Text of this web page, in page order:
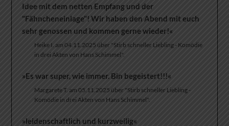
Idee mit dem netten Empfang und der
"Fähncheneinlage"! Wir haben den Abend mit euch
sehr genossen und kommen gerne wieder!«
Heike I. am 04.11.2025 über "Stirb schneller Liebling - Komödie
in drei Akten von Hans Schimmel".
»Es war super, wie immer. Bin begeistert!!!«
Margarete T. am 05.11.2025 über "Stirb schneller Liebling -
Komödie in drei Akten von Hans Schimmel".
»leidenschaftlich und kurzweilig«